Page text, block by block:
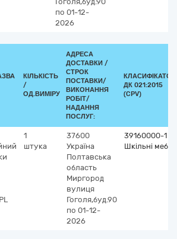
по 01-12-
2026
КІЛЬКІСТЬ
/
ОД.ВИМІРУ
АДРЕСА
ДОСТАВКИ /
СТРОК
ПОСТАВКИ/
ВИКОНАННЯ
РОБІТ/
НАДАННЯ
ПОСЛУГ:
КЛАСИФІКАТОР
ДК 021:2015
(CPV)
1
штука
37600
Україна
Полтавська
область
Миргород
вулиця
Гоголя,буд.90
по 01-12-
2026
39160000-1
Шкільні меблі